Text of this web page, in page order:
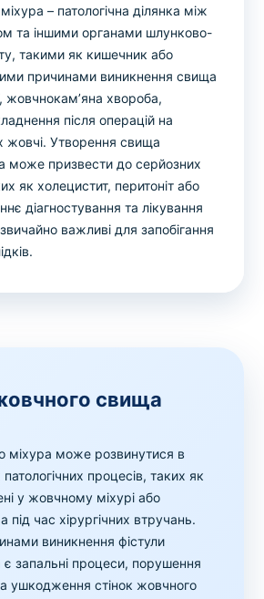
– патологічна ділянка між
та іншими органами шлунково-
такими як кишечник або
причинами виникнення свища
жовчнокам’яна хвороба,
після операцій на
жовчі. Утворення свища
може призвести до серйозних
як холецистит, перитоніт або
діагностування та лікування
важливі для запобігання
свища
міхура може розвинутися в
патологічних процесів, таких як
у жовчному міхурі або
під час хірургічних втручань.
виникнення фістули
запальні процеси, порушення
ушкодження стінок жовчного